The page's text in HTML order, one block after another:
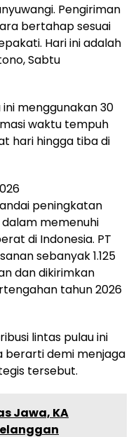
Pengiriman
bertahap sesuai
Hari ini adalah
Sabtu
menggunakan 30
waktu tempuh
hari hingga tiba di
peningkatan
memenuhi
di Indonesia. PT
sebanyak 1.125
dan dikirimkan
tahun 2026
lintas pulau ini
berarti demi menjaga
tersebut.
Jawa, KA